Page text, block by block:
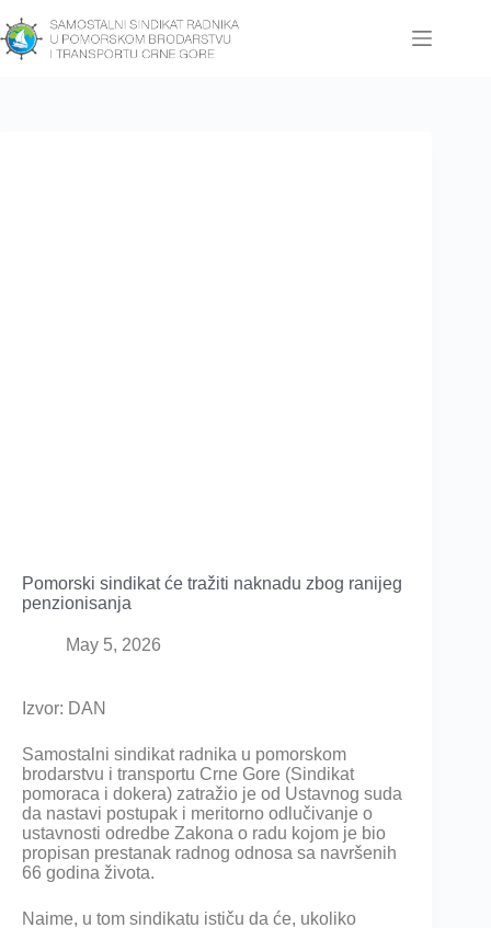
Pomorski sindikat će tražiti naknadu zbog ranijeg
penzionisanja
May 5, 2026
Izvor: DAN
Samostalni sindikat radnika u pomorskom
brodarstvu i transportu Crne Gore (Sindikat
pomoraca i dokera) zatražio je od Ustavnog suda
da nastavi postupak i meritorno odlučivanje o
ustavnosti odredbe Zakona o radu kojom je bio
propisan prestanak radnog odnosa sa navršenih
66 godina života.
Naime, u tom sindikatu ističu da će, ukoliko